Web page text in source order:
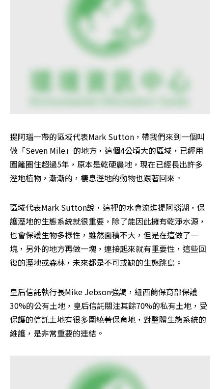
提阿瑙一帶的區域代表Mark Sutton，帶我們來到一個叫
做「Seven Mile」的地方，這個4公頃大的區域，已經用
圍籬圈住超過5年，原本是乾硬農地，現在已經長出許多
溼地植物，漸漸的，棲息溼地的動物也跟著回來。
區域代表Mark Sutton說，這裡的水會流進提阿瑙湖，保
護溼地的生態系統就很重要，除了能因此擁有乾淨水源，
也會保護生物多樣性，雖然面積不大，但是在這做了一
塊，另外的地方再做一塊，連接起來就有重要性，這些回
復的溼地或森林，未來都是不可或缺的生態跳島。
皇后信託執行長Mike Jebson強調，紐西蘭保育部保護
30%的公有土地，皇后信託關注其餘70%的私有土地，受
保護的信託土地有很多圍繞著保育地，對整體生態系統的
維護，是非常重要的連結。